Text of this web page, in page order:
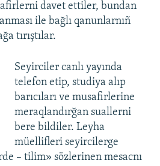
davet ettiler, bundan
ile bağlı qanunlarnıñ
tırıştılar.
Seyirciler canlı yayında
telefon etip, studiya alıp
barıcıları ve musafirlerine
meraqlandırğan suallerni
bere bildiler. Leyha
müellifleri seyircilerge
– tilim» sözlerinen mesacnı